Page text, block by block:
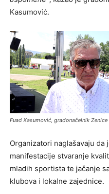
Kasumović.
Fuad Kasumović, gradonačelnik Zenice
Organizatori naglašavaju
manifestacije stvaranje
mladih sportista te jačanje
klubova i lokalne zajednice.